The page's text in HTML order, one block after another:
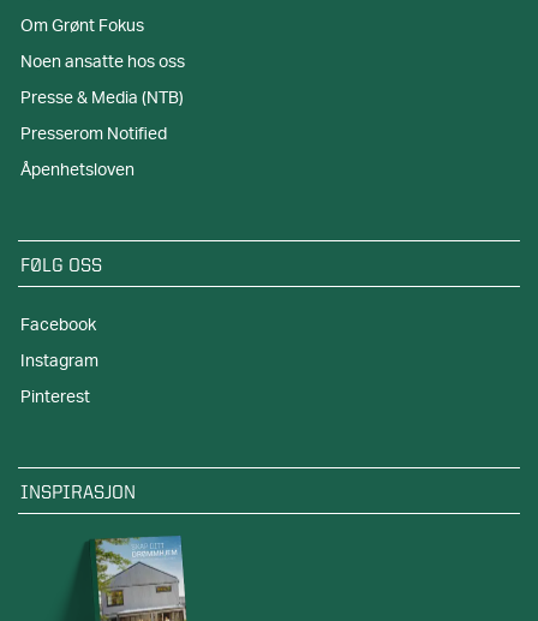
Om Grønt Fokus
Noen ansatte hos oss
Presse & Media (NTB)
Presserom Notified
Åpenhetsloven
FØLG OSS
Facebook
Instagram
Pinterest
INSPIRASJON